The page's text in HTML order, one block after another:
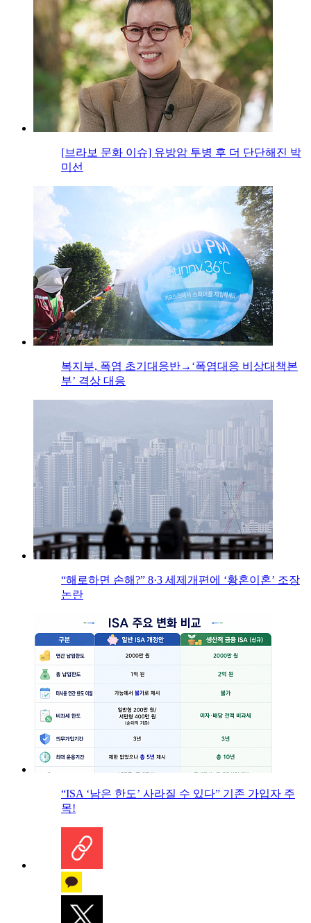
[브라보 문화 이슈] 유방암 투병 후 더 단단해진 박
미선
복지부, 폭염 초기대응반→‘폭염대응 비상대책본
부’ 격상 대응
“해로하면 손해?” 8·3 세제개편에 ‘황혼이혼’ 조장
논란
“ISA ‘남은 한도’ 사라질 수 있다” 기존 가입자 주
목!